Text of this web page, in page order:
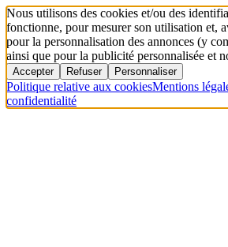
Nous utilisons des cookies et/ou des
fonctionne, pour mesurer son utilisation et,
pour la personnalisation des annonces (y
ainsi que pour la publicité personnalisée et
Accepter Refuser Personnaliser
Politique relative aux cookiesMentions
confidentialité